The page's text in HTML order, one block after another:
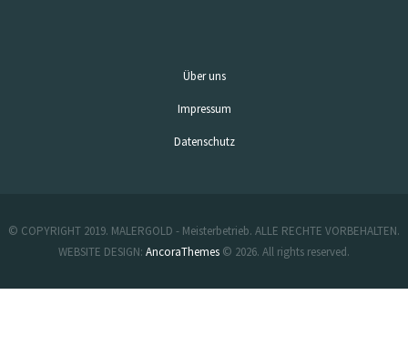
Über uns
Impressum
Datenschutz
© COPYRIGHT 2019. MALERGOLD - Meisterbetrieb. ALLE RECHTE VORBEHALTEN.
WEBSITE DESIGN: AncoraThemes © 2026. All rights reserved.